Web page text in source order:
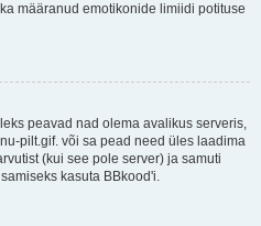
määranud emotikonide limiidi potituse
peavad nad olema avalikus serveris,
pilt.gif. või sa pead need üles laadima
(kui see pole server) ja samuti
kasuta BBkood'i.